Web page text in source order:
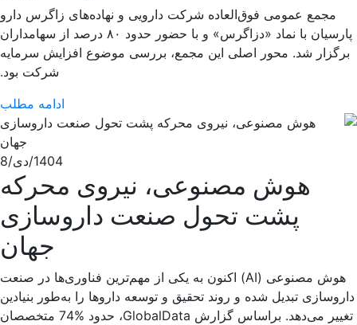
مجمع عمومی فوق‌العاده شرکت دارویی و نهاده‌های زاگرس دارو
پارسیان با نماد «دزاگرس» و با حضور حدود ۸۰ درصد از سهامداران
برگزار شد. محور اصلی این مجمع، بررسی موضوع افزایش سرمایه
شرکت بود.
ادامه مطلب
1404/دی/8
هوش مصنوعی، نیروی محرکه
پشت تحول صنعت داروسازی
جهان
هوش مصنوعی (AI) اکنون به یکی از مهم‌ترین فناوری‌ها در صنعت
داروسازی تبدیل شده و روند تحقیق و توسعه داروها را به‌طور بنیادین
تغییر می‌دهد. براساس گزارش GlobalData، حدود %74 متخصصان